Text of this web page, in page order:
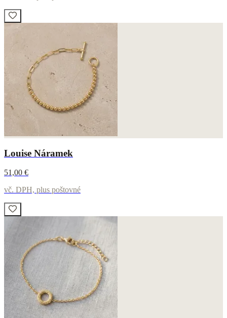
Louise Náramek
51,00 €
vč. DPH, plus poštovné